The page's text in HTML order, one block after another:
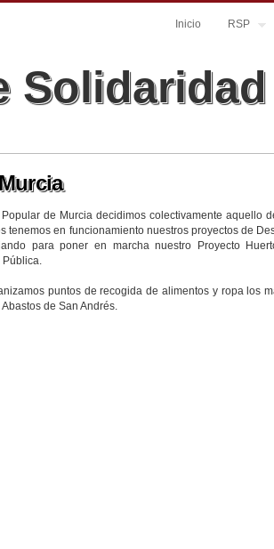
Inicio RSP
de Murcia decidimos colectivamente aquello
tenemos en funcionamiento nuestros proyectos de
para poner en marcha nuestro Proyecto
Pública.
puntos de recogida de alimentos y ropa los
de San Andrés.